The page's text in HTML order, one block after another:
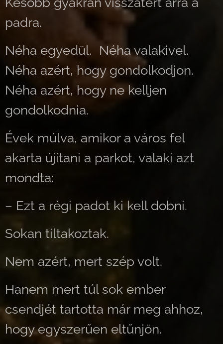
padra.
Néha egyedül. Néha valakivel.
Néha azért, hogy gondolkodjon.
Néha azért, hogy ne kelljen
gondolkodnia.
Évek múlva, amikor a város fel
akarta újítani a parkot, valaki azt
mondta:
– Ezt a régi padot ki kell dobni.
Sokan tiltakoztak.
Nem azért, mert szép volt.
Hanem mert túl sok ember
csendjét tartotta már meg ahhoz,
hogy egyszerűen eltűnjön.